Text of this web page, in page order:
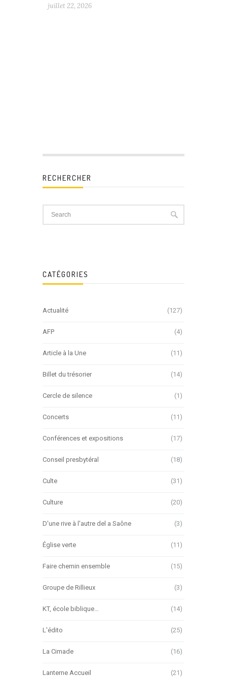
juillet 22, 2026
RECHERCHER
CATÉGORIES
Actualité (127)
AFP (4)
Article à la Une (11)
Billet du trésorier (14)
Cercle de silence (1)
Concerts (11)
Conférences et expositions (17)
Conseil presbytéral (18)
Culte (31)
Culture (20)
D'une rive à l'autre del a Saône (3)
Église verte (11)
Faire chemin ensemble (15)
Groupe de Rillieux (3)
KT, école biblique… (14)
L'édito (25)
La Cimade (16)
Lanterne Accueil (21)